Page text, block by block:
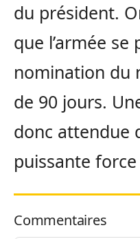
du président.
que l’armée
nomination du
de 90 jours.
donc attendue
puissante
Commentaires